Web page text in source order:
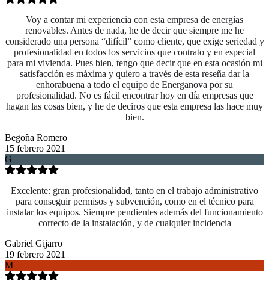
Voy a contar mi experiencia con esta empresa de energías
renovables. Antes de nada, he de decir que siempre me he
considerado una persona “difícil” como cliente, que exige seriedad y
profesionalidad en todos los servicios que contrato y en especial
para mi vivienda. Pues bien, tengo que decir que en esta ocasión mi
satisfacción es máxima y quiero a través de esta reseña dar la
enhorabuena a todo el equipo de Energanova por su
profesionalidad. No es fácil encontrar hoy en día empresas que
hagan las cosas bien, y he de deciros que esta empresa las hace muy
bien.
Begoña Romero
15 febrero 2021
G
Excelente: gran profesionalidad, tanto en el trabajo administrativo
para conseguir permisos y subvención, como en el técnico para
instalar los equipos. Siempre pendientes además del funcionamiento
correcto de la instalación, y de cualquier incidencia
Gabriel Gijarro
19 febrero 2021
M